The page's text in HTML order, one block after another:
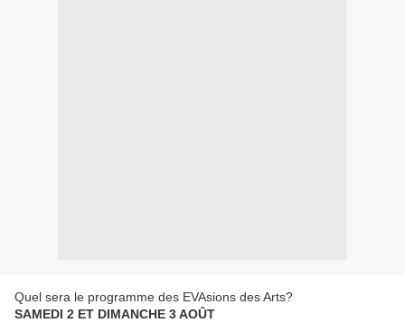
Quel sera le programme des EVAsions des Arts?
SAMEDI 2 ET DIMANCHE 3 AOÛT